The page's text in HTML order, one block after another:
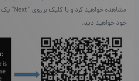
خود خواهید دید.